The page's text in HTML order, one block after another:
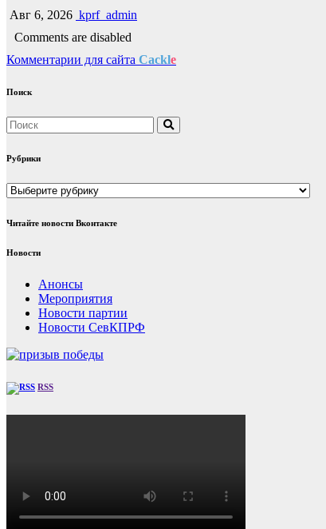
Авг 6, 2026 kprf_admin
Comments are disabled
Комментарии для сайта Cackle
Поиск
Рубрики
Рубрики
Читайте новости Вконтакте
Новости
Анонсы
Мероприятия
Новости партии
Новости СевКПРФ
RSS